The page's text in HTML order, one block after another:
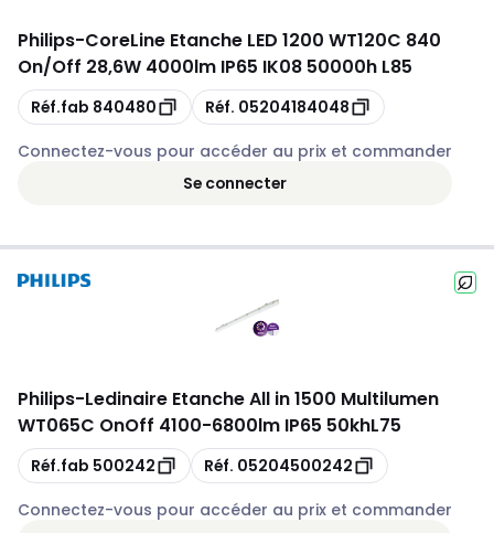
Philips-CoreLine Etanche LED 1200 WT120C 840
On/Off 28,6W 4000lm IP65 IK08 50000h L85
Copie
Réf.fab 840480 Copie
Réf. 05204184048
Connectez-vous pour accéder au prix et commander
Se connecter
Philips-Ledinaire Etanche All in 1500 Multilumen
WT065C OnOff 4100-6800lm IP65 50khL75
Copie
Réf.fab 500242 Copie
Réf. 05204500242
Connectez-vous pour accéder au prix et commander